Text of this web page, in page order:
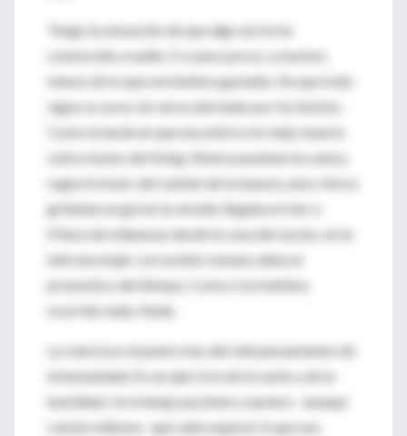
Tengo la sensación de que algo así no ha
conmovido a nadie. O a unos pocos, a muchos
menos de lo que me hubiera gustado. De que todo
sigue su curso sin verse afectado por los hechos.
Como la tarde en que encontré a mi viejo muerto
sobre el piso del living. Afuera pasaban los autos,
rugía el motor del camión de la basura, unos chicos
gritaban un gol en la vereda, llegaba el olor a
fritura de milanesas desde la casa del vecino, en la
tele una mujer con acento rumano daba el
pronóstico del tiempo. Como si no hubiera
ocurrido nada. Nada.
La ciencia es el punto más alto del pensamiento de
la humanidad. Es un ejercicio de la razón y de la
humildad. Un trabajo paciente y austero –aunque
cueste millones- que sabe esperar lo que sea